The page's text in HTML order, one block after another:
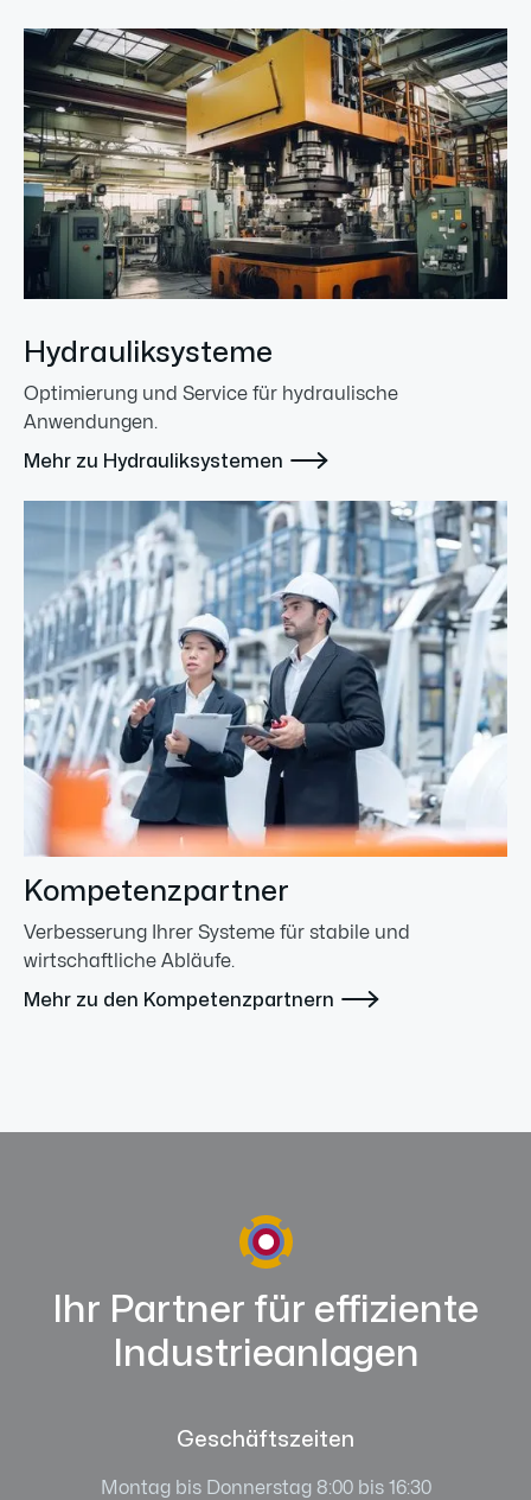
Hydrauliksysteme
Optimierung und Service für hydraulische
Anwendungen.
Mehr zu Hydrauliksystemen 
Kompetenzpartner
Verbesserung Ihrer Systeme für stabile und
wirtschaftliche Abläufe.
Mehr zu den Kompetenzpartnern 
Ihr Partner für effiziente
Industrieanlagen
Geschäftszeiten
Montag bis Donnerstag 8:00 bis 16:30